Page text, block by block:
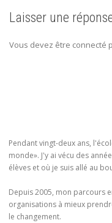
Laisser une
Vous devez être connecté
Pendant vingt-deux ans,
monde». J'y ai vécu des
élèves et où je suis allé au
Depuis 2005, mon parcours
organisations à mieux
le changement.